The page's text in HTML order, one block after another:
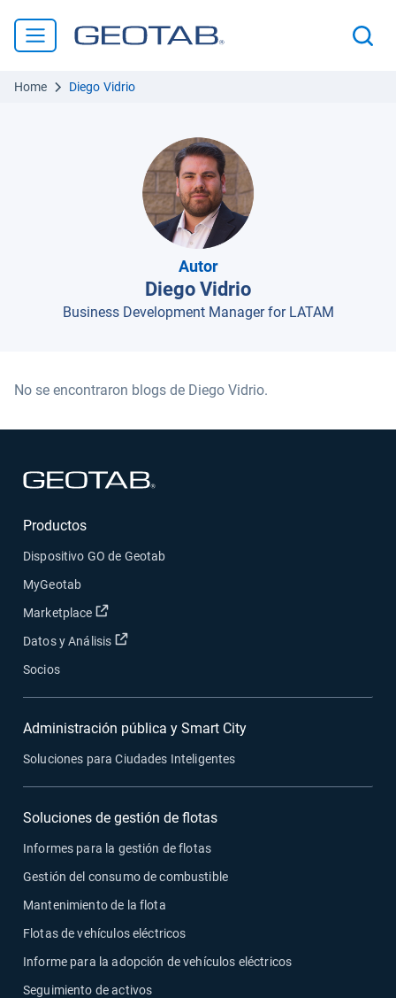
Home Diego Vidrio
Autor
Diego Vidrio
Business Development Manager for LATAM
No se encontraron blogs de Diego Vidrio.
Productos
Dispositivo GO de Geotab
MyGeotab
Marketplace
Abrir en una nueva ventana
Datos y Análisis Abrir en una nueva ventana
Socios
Administración pública y Smart City
Soluciones para Ciudades Inteligentes
Soluciones de gestión de flotas
Informes para la gestión de flotas
Gestión del consumo de combustible
Mantenimiento de la flota
Flotas de vehículos eléctricos
Informe para la adopción de vehículos eléctricos
Seguimiento de activos